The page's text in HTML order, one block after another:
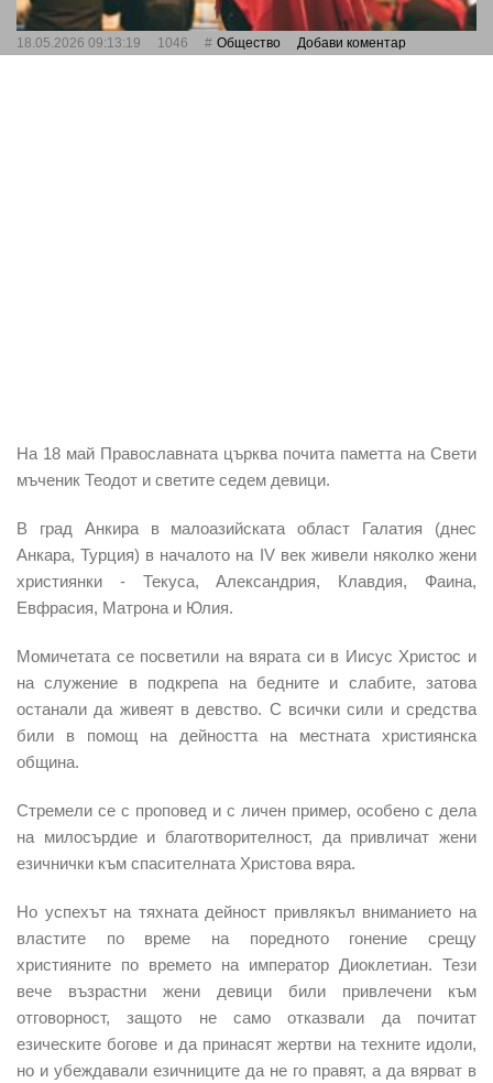
18.05.2026 09:13:19 1046 Общество Добави коментар
На 18 май Православната църква почита паметта на Свети
мъченик Теодот и светите седем девици.
В град Анкира в малоазийската област Галатия (днес
Анкара, Турция) в началото на IV век живели няколко жени
християнки - Текуса, Александрия, Клавдия, Фаина,
Евфрасия, Матрона и Юлия.
Момичетата се посветили на вярата си в Иисус Христос и
на служение в подкрепа на бедните и слабите, затова
останали да живеят в девство. С всички сили и средства
били в помощ на дейността на местната християнска
община.
Стремели се с проповед и с личен пример, особено с дела
на милосърдие и благотворителност, да привличат жени
езичнички към спасителната Христова вяра.
Но успехът на тяхната дейност привлякъл вниманието на
властите по време на поредното гонение срещу
християните по времето на император Диоклетиан. Тези
вече възрастни жени девици били привлечени към
отговорност, защото не само отказвали да почитат
езическите богове и да принасят жертви на техните идоли,
но и убеждавали езичниците да не го правят, а да вярват в